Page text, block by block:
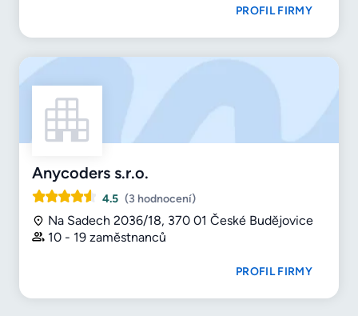
PROFIL FIRMY
Anycoders s.r.o.
4.5 (3 hodnocení)
Na Sadech 2036/18, 370 01 České Budějovice
10 - 19 zaměstnanců
PROFIL FIRMY